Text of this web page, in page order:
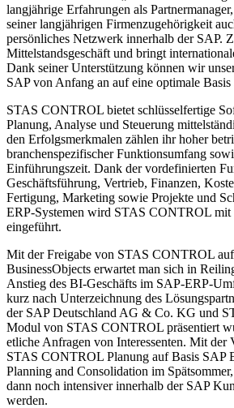
langjährige Erfahrungen als
seiner langjährigen Firmenzugehörigkeit
persönliches Netzwerk innerhalb der SAP.
Mittelstandsgeschäft und bringt
Dank seiner Unterstützung können wir
SAP von Anfang an auf eine optimale Basis
STAS CONTROL bietet schlüsselfertige
Planung, Analyse und Steuerung
den Erfolgsmerkmalen zählen ihr hoher
branchenspezifischer Funktionsumfang
Einführungszeit. Dank der vordefinierten
Geschäftsführung, Vertrieb, Finanzen,
Fertigung, Marketing sowie Projekte und
ERP-Systemen wird STAS CONTROL mit
eingeführt.
Mit der Freigabe von STAS CONTROL
BusinessObjects erwartet man sich in
Anstieg des BI-Geschäfts im SAP-ERP-
kurz nach Unterzeichnung des
der SAP Deutschland AG & Co. KG und
Modul von STAS CONTROL präsentiert
etliche Anfragen von Interessenten. Mit der
STAS CONTROL Planung auf Basis SAP
Planning and Consolidation im
dann noch intensiver innerhalb der SAP
werden.